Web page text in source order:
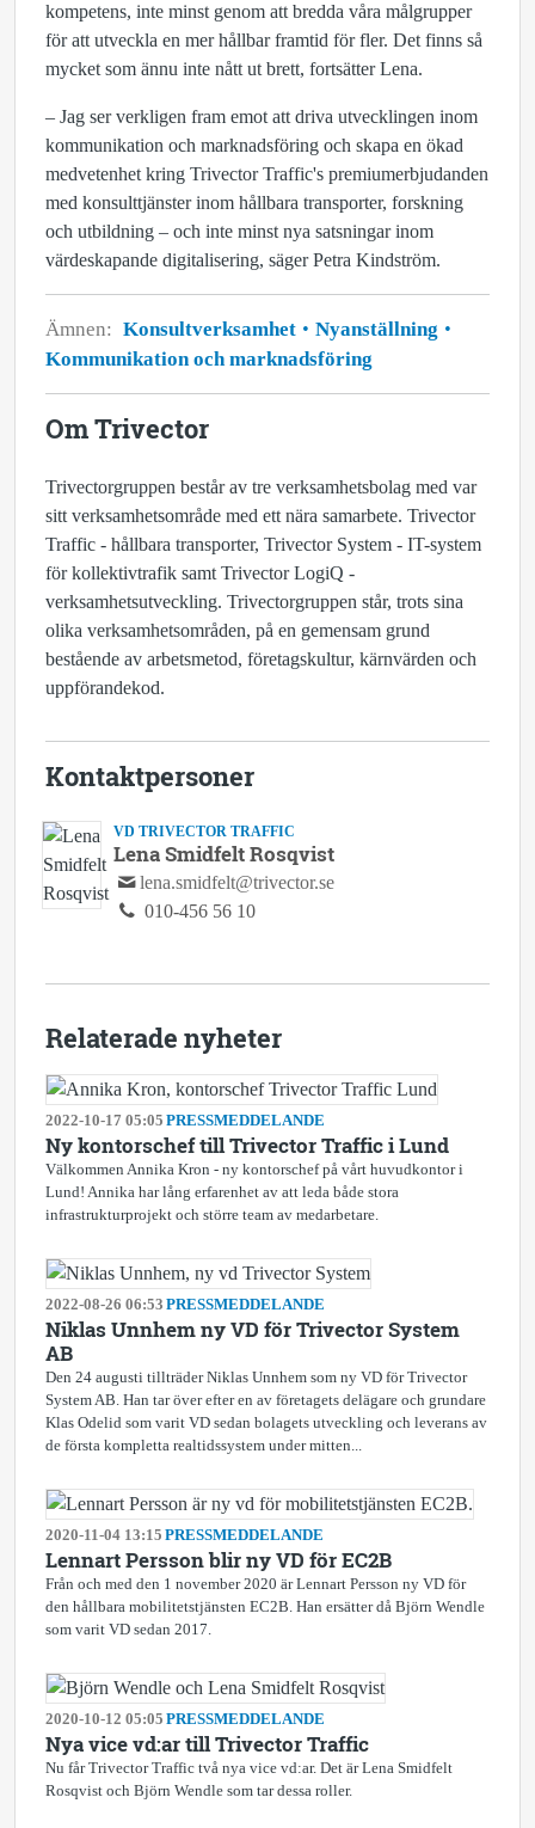
kompetens, inte minst genom att bredda våra målgrupper
för att utveckla en mer hållbar framtid för fler. Det finns så
mycket som ännu inte nått ut brett, fortsätter Lena.
– Jag ser verkligen fram emot att driva utvecklingen inom
kommunikation och marknadsföring och skapa en ökad
medvetenhet kring Trivector Traffic's premiumerbjudanden
med konsulttjänster inom hållbara transporter, forskning
och utbildning – och inte minst nya satsningar inom
värdeskapande digitalisering, säger Petra Kindström.
Ämnen: Konsultverksamhet
Nyanställning
Kommunikation och marknadsföring
Om Trivector
Trivectorgruppen består av tre verksamhetsbolag med var
sitt verksamhetsområde med ett nära samarbete. Trivector
Traffic - hållbara transporter, Trivector System - IT-system
för kollektivtrafik samt Trivector LogiQ -
verksamhetsutveckling. Trivectorgruppen står, trots sina
olika verksamhetsområden, på en gemensam grund
bestående av arbetsmetod, företagskultur, kärnvärden och
uppförandekod.
Kontaktpersoner
VD TRIVECTOR TRAFFIC
Lena Smidfelt Rosqvist
lena.smidfelt@trivector.se
010-456 56 10
Relaterade nyheter
2022-10-17 05:05 PRESSMEDDELANDE
Ny kontorschef till Trivector Traffic i Lund
Välkommen Annika Kron - ny kontorschef på vårt huvudkontor i
Lund! Annika har lång erfarenhet av att leda både stora
infrastrukturprojekt och större team av medarbetare.
2022-08-26 06:53 PRESSMEDDELANDE
Niklas Unnhem ny VD för Trivector System
AB
Den 24 augusti tillträder Niklas Unnhem som ny VD för Trivector
System AB. Han tar över efter en av företagets delägare och grundare
Klas Odelid som varit VD sedan bolagets utveckling och leverans av
de första kompletta realtidssystem under mitten...
2020-11-04 13:15 PRESSMEDDELANDE
Lennart Persson blir ny VD för EC2B
Från och med den 1 november 2020 är Lennart Persson ny VD för
den hållbara mobilitetstjänsten EC2B. Han ersätter då Björn Wendle
som varit VD sedan 2017.
2020-10-12 05:05 PRESSMEDDELANDE
Nya vice vd:ar till Trivector Traffic
Nu får Trivector Traffic två nya vice vd:ar. Det är Lena Smidfelt
Rosqvist och Björn Wendle som tar dessa roller.